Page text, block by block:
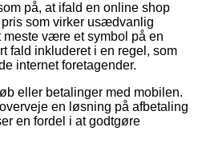
på, at ifald en online shop
som virker usædvanlig
være et symbol på en
fald inkluderet i en regel, som
internet foretagender.
eller betalinger med mobilen.
en løsning på afbetaling
en fordel i at godtgøre